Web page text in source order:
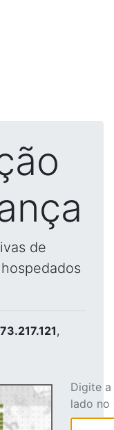
de
,
Digite
lado no